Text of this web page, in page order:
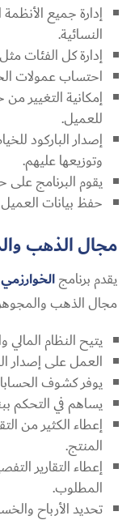
إدارة جميع
النسائية.
إدارة كل الفئات
احتساب عمولات
إمكانية التغيير من
للعميل.
إصدار الباركود
وتوزيعها عليهم.
يقوم البرنامج
حفظ بيانات العميل
مجال الذهب
يقدم برنامج
مجال الذهب
يتيح النظام المالي
العمل على إصدار
يوفر كشوف
يساهم في التحكم
إعطاء الكثير من
المنتج.
إعطاء التقارير
المطلوب.
تحديد الأرباح